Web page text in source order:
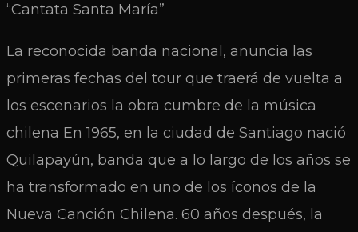
“Cantata Santa María”
La reconocida banda nacional, anuncia las
primeras fechas del tour que traerá de vuelta a
los escenarios la obra cumbre de la música
chilena En 1965, en la ciudad de Santiago nació
Quilapayún, banda que a lo largo de los años se
ha transformado en uno de los íconos de la
Nueva Canción Chilena. 60 años después, la